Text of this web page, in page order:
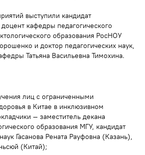
выступили кандидат
доцент кафедры педагогического
образования РосНОУ
и доктор педагогических наук,
Татьяна Васильевна Тимохина.
лиц с ограниченными
в Китае в инклюзивном
— заместитель декана
образования МГУ, кандидат
Гасанова Рената Рауфовна (Казань),
(Китай);